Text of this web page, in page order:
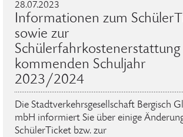
28.07.2023
Informationen zum
sowie zur
Schülerfahrkostenerstattung
kommenden Schuljahr
2023/2024
Die Stadtverkehrsgesellschaft Bergisch
mbH informiert Sie über einige
SchülerTicket bzw. zur